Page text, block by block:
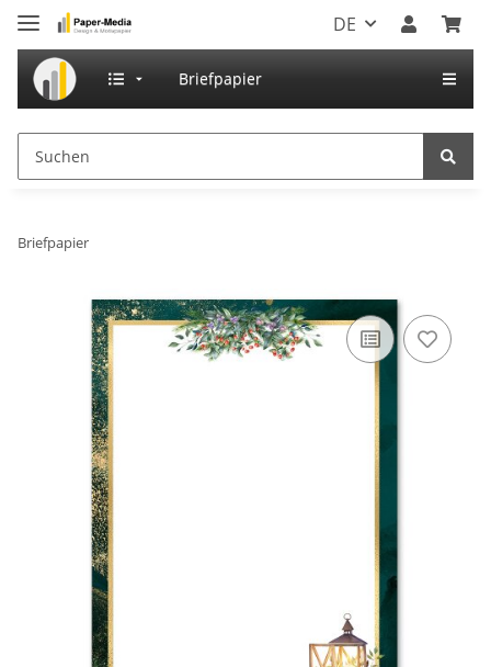
DE
Briefpapier
Briefpapier